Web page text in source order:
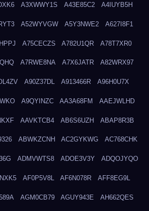
A3XWWY1S A43E85C2 A4IUYB5H
A52WYVGW A5Y3NWE2 A627I8F1
A75CECZS A782U1QR A78T7XR0
A7RWE8NA A7X6JATR A82WRX97
A90Z37DL A913466R A96H0U7X
A9QYINZC AA3A68FM AAEJWLHD
AAVKTCB4 AB6S6UZH ABAP8R3B
ABWKZCNH AC2GYKWG AC768CHK
ADMVWTS8 ADOE3V3Y ADQOJYQO
AF0P5V8L AF6N078R AFF8EG9L
AGM0CB79 AGUY943E AH662QES